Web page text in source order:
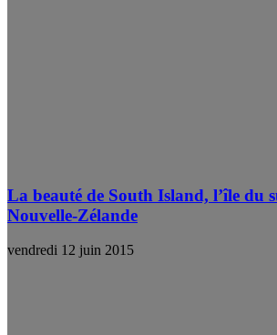
La beauté de South Island, l’île du
Nouvelle-Zélande
vendredi 12 juin 2015